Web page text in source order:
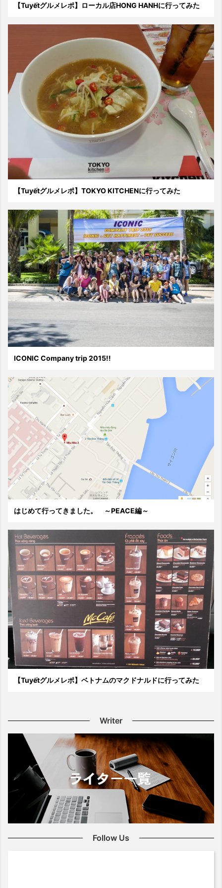
【Tuyếtグルメレポ】ローカル店HONG HANHに行ってみた
【Tuyếtグルメレポ】TOKYO KITCHENに行ってみた
ICONIC Company trip 2015!!
はじめて行ってきました。 ～PEACE編～
【Tuyếtグルメレポ】ベトナムのマクドナルドに行ってみた
Writer
Follow Us